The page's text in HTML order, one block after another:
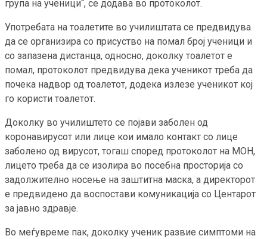
група на ученици“, се додава во протоколот.
Употребата на тоалетите во училиштата се предвидува
да се организира со присуство на помал број ученици и
со запазена дистанца, односно, доколку тоалетот е
помал, протоколот предвидува дека ученикот треба да
почека надвор од тоалетот, додека излезе ученикот кој
го користи тоалетот.
Доколку во училиштето се појави заболен од
коронавирусот или лице кои имало контакт со лице
заболено од вирусот, тогаш според протоколот на МОН,
лицето треба да се изолира во посебна просторија со
задолжително носење на заштитна маска, а директорот
е предвидено да воспостави комуникација со Центарот
за јавно здравје.
Во меѓувреме пак, доколку ученик развие симптоми на